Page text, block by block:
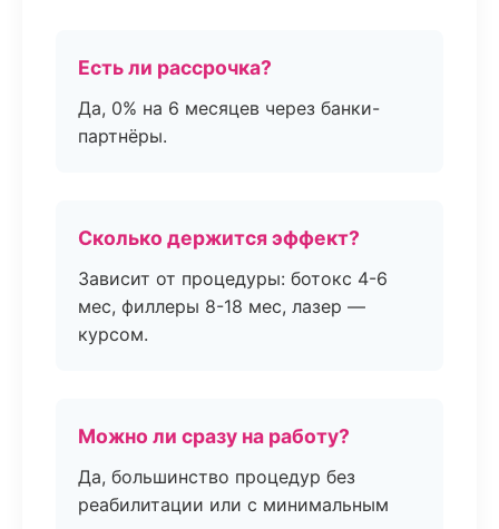
Есть ли рассрочка?
Да, 0% на 6 месяцев через банки-
партнёры.
Сколько держится эффект?
Зависит от процедуры: ботокс 4-6
мес, филлеры 8-18 мес, лазер —
курсом.
Можно ли сразу на работу?
Да, большинство процедур без
реабилитации или с минимальным